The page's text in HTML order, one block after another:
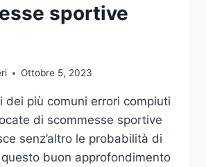
sportive
Ottobre 5, 2023
dei più comuni errori compiuti
di scommesse sportive
senz’altro le probabilità di
buon approfondimento